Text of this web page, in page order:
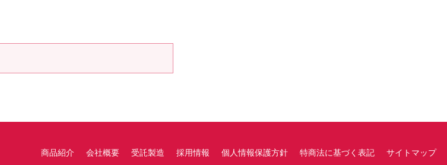
商品紹介 会社概要 受託製造 採用情報 個人情報保護方針 特商法に基づく表記 サイトマップ